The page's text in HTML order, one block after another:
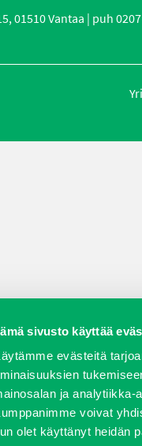
sivusto käyttää
evästeitä
ja analytiikka-
voivat
olet käyttänyt heidän
01510 Vantaa | puh